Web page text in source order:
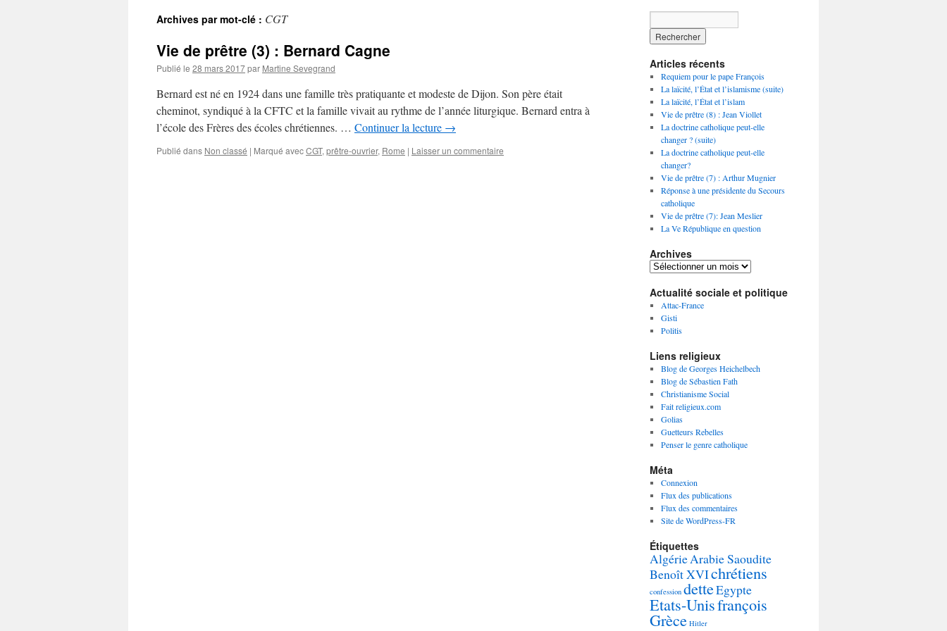
Archives par mot-clé : CGT
Vie de prêtre (3) : Bernard Cagne
Publié le 28 mars 2017par Martine Sevegrand
Bernard est né en 1924 dans une famille très pratiquante et modeste de Dijon. Son père était
cheminot, syndiqué à la CFTC et la famille vivait au rythme de l’année liturgique. Bernard entra à
l’école des Frères des écoles chrétiennes. … Continuer la lecture →
Publié dans Non classé | Marqué avecCGT, prêtre-ouvrier, Rome | Laisser un commentaire
Articles récents
Requiem pour le pape François
La laïcité, l’État et l’islamisme (suite)
La laïcité, l’État et l’islam
Vie de prêtre (8) : Jean Viollet
La doctrine catholique peut-elle
changer ? (suite)
La doctrine catholique peut-elle
changer?
Vie de prêtre (7) : Arthur Mugnier
Réponse à une présidente du Secours
catholique
Vie de prêtre (7): Jean Meslier
La Ve République en question
Archives
Archives
Actualité sociale et politique
Attac-France
Gisti
Politis
Liens religieux
Blog de Georges Heichelbech
Blog de Sébastien Fath
Christianisme Social
Fait religieux.com
Golias
Guetteurs Rebelles
Penser le genre catholique
Méta
Connexion
Flux des publications
Flux des commentaires
Site de WordPress-FR
Étiquettes
AlgérieArabie Saoudite
Benoît XVIchrétiens
confession detteEgypte
Etats-Unisfrançois
Grèce Hitler